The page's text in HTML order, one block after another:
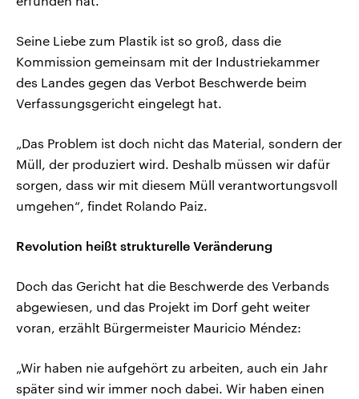
Seine Liebe zum Plastik ist so groß, dass die
Kommission gemeinsam mit der Industriekammer
des Landes gegen das Verbot Beschwerde beim
Verfassungsgericht eingelegt hat.
„Das Problem ist doch nicht das Material, sondern der
Müll, der produziert wird. Deshalb müssen wir dafür
sorgen, dass wir mit diesem Müll verantwortungsvoll
umgehen“, findet Rolando Paiz.
Revolution heißt strukturelle Veränderung
Doch das Gericht hat die Beschwerde des Verbands
abgewiesen, und das Projekt im Dorf geht weiter
voran, erzählt Bürgermeister Mauricio Méndez:
„Wir haben nie aufgehört zu arbeiten, auch ein Jahr
später sind wir immer noch dabei. Wir haben einen